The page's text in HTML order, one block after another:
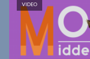
VIDEO